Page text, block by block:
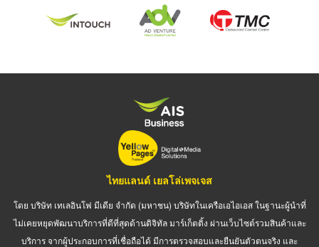
ไทยแลนด์ เยลโล่เพจเจส
โดย บริษัท เทเลอินโฟ มีเดีย จำกัด (มหาชน) บริษัทในเครือเอไอเอส ในฐานะผู้นำที่
ไม่เคยหยุดพัฒนาบริการที่ดีที่สุดด้านดิจิทัล มาร์เก็ตติ้ง ผ่านเว็บไซต์รวมสินค้าและ
บริการ จากผู้ประกอบการที่เชื่อถือได้ มีการตรวจสอบและยืนยันตัวตนจริง และ